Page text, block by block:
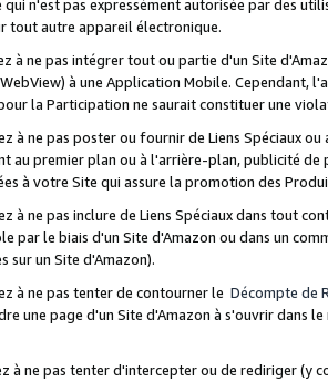
n'est pas expressément autorisée par des
tout autre appareil électronique.
à ne pas intégrer tout ou partie d'un Site
à une Application Mobile. Cependant,
la Participation ne saurait constituer une
à ne pas poster ou fournir de Liens Spéciaux
au premier plan ou à l'arrière-plan, publicité
à votre Site qui assure la promotion des
à ne pas inclure de Liens Spéciaux dans tout
par le biais d'un Site d'Amazon ou dans un
sur un Site d'Amazon).
à ne pas tenter de contourner le Décompte de
une page d'un Site d'Amazon à s'ouvrir dans
à ne pas tenter d'intercepter ou de rediriger